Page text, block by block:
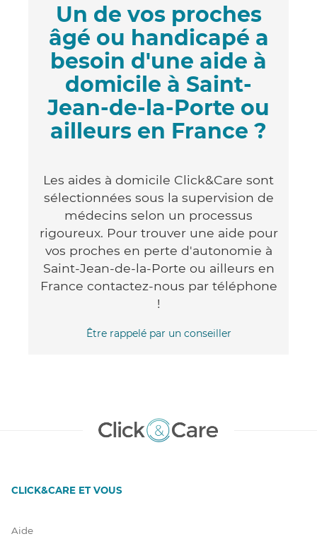
Un de vos proches
âgé ou handicapé a
besoin d'une aide à
domicile à Saint-
Jean-de-la-Porte ou
ailleurs en France ?
Les aides à domicile Click&Care sont
sélectionnées sous la supervision de
médecins selon un processus
rigoureux. Pour trouver une aide pour
vos proches en perte d'autonomie à
Saint-Jean-de-la-Porte ou ailleurs en
France contactez-nous par téléphone
!
Être rappelé par un conseiller
CLICK&CARE ET VOUS
Aide